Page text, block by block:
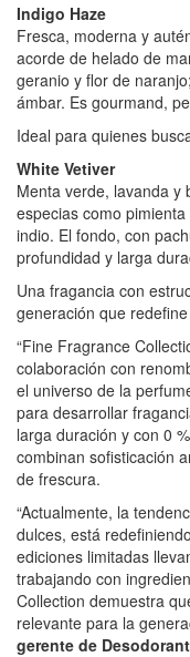
Indigo Haze
Fresca, moderna y
acorde de helado de
geranio y flor de
ámbar. Es gourmand,
Ideal para quienes
White Vetiver
Menta verde, lavanda y
especias como
indio. El fondo, con
profundidad y larga
Una fragancia con
generación que
“Fine Fragrance
colaboración con
el universo de la
para desarrollar
larga duración y con 0
combinan sofisticación
de frescura.
“Actualmente, la
dulces, está
ediciones limitadas
trabajando con
Collection demuestra
relevante para la
gerente de